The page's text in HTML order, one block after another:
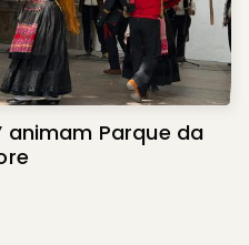
animam Parque da